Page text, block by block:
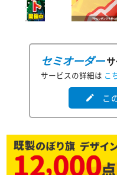
セミオーダーサ
サービスの詳細は こ
edit こ